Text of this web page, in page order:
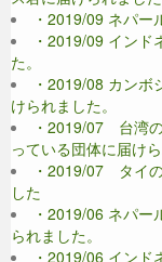
・2019/09 ネパー
・2019/09 イン
た。
・2019/08 カン
けられました。
・2019/07 台湾
っている団体に届け
・2019/07 タイ
した
・2019/06 ネパ
られました。
・2019/06 インド